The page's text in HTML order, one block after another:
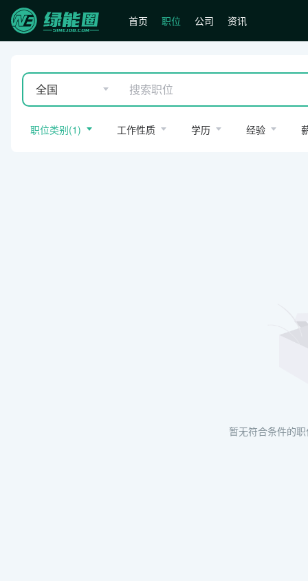
首页 职位 公司 资讯
全国
职位类别(1) 工作性质 学历 经验
暂无符合条件的